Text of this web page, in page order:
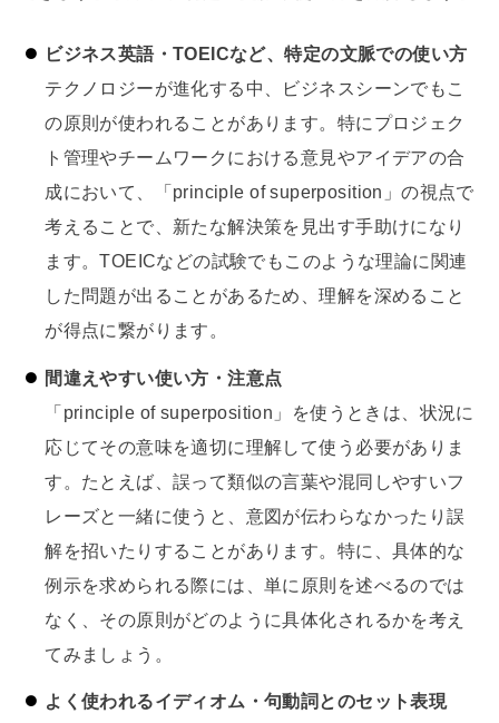
ビジネス英語・TOEICなど、特定の文脈での使い方
テクノロジーが進化する中、ビジネスシーンでもこ
の原則が使われることがあります。特にプロジェク
ト管理やチームワークにおける意見やアイデアの合
成において、「principle of superposition」の視点で
考えることで、新たな解決策を見出す手助けになり
ます。TOEICなどの試験でもこのような理論に関連
した問題が出ることがあるため、理解を深めること
が得点に繋がります。
間違えやすい使い方・注意点
「principle of superposition」を使うときは、状況に
応じてその意味を適切に理解して使う必要がありま
す。たとえば、誤って類似の言葉や混同しやすいフ
レーズと一緒に使うと、意図が伝わらなかったり誤
解を招いたりすることがあります。特に、具体的な
例示を求められる際には、単に原則を述べるのでは
なく、その原則がどのように具体化されるかを考え
てみましょう。
よく使われるイディオム・句動詞とのセット表現